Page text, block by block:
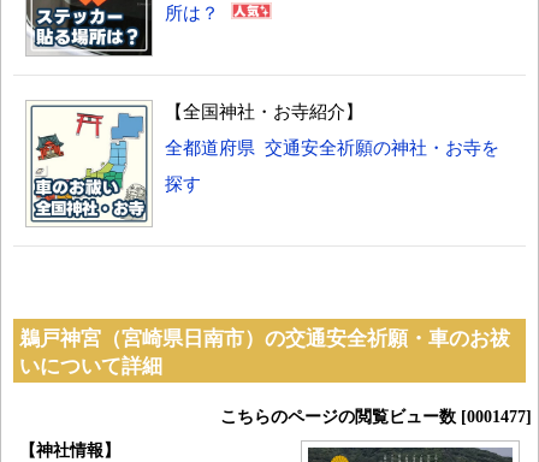
所は？
【全国神社・お寺紹介】
全都道府県 交通安全祈願の神社・お寺を
探す
鵜戸神宮（宮崎県日南市）の交通安全祈願・車のお祓
いについて詳細
こちらのページの閲覧ビュー数 [0001477]
【神社情報】